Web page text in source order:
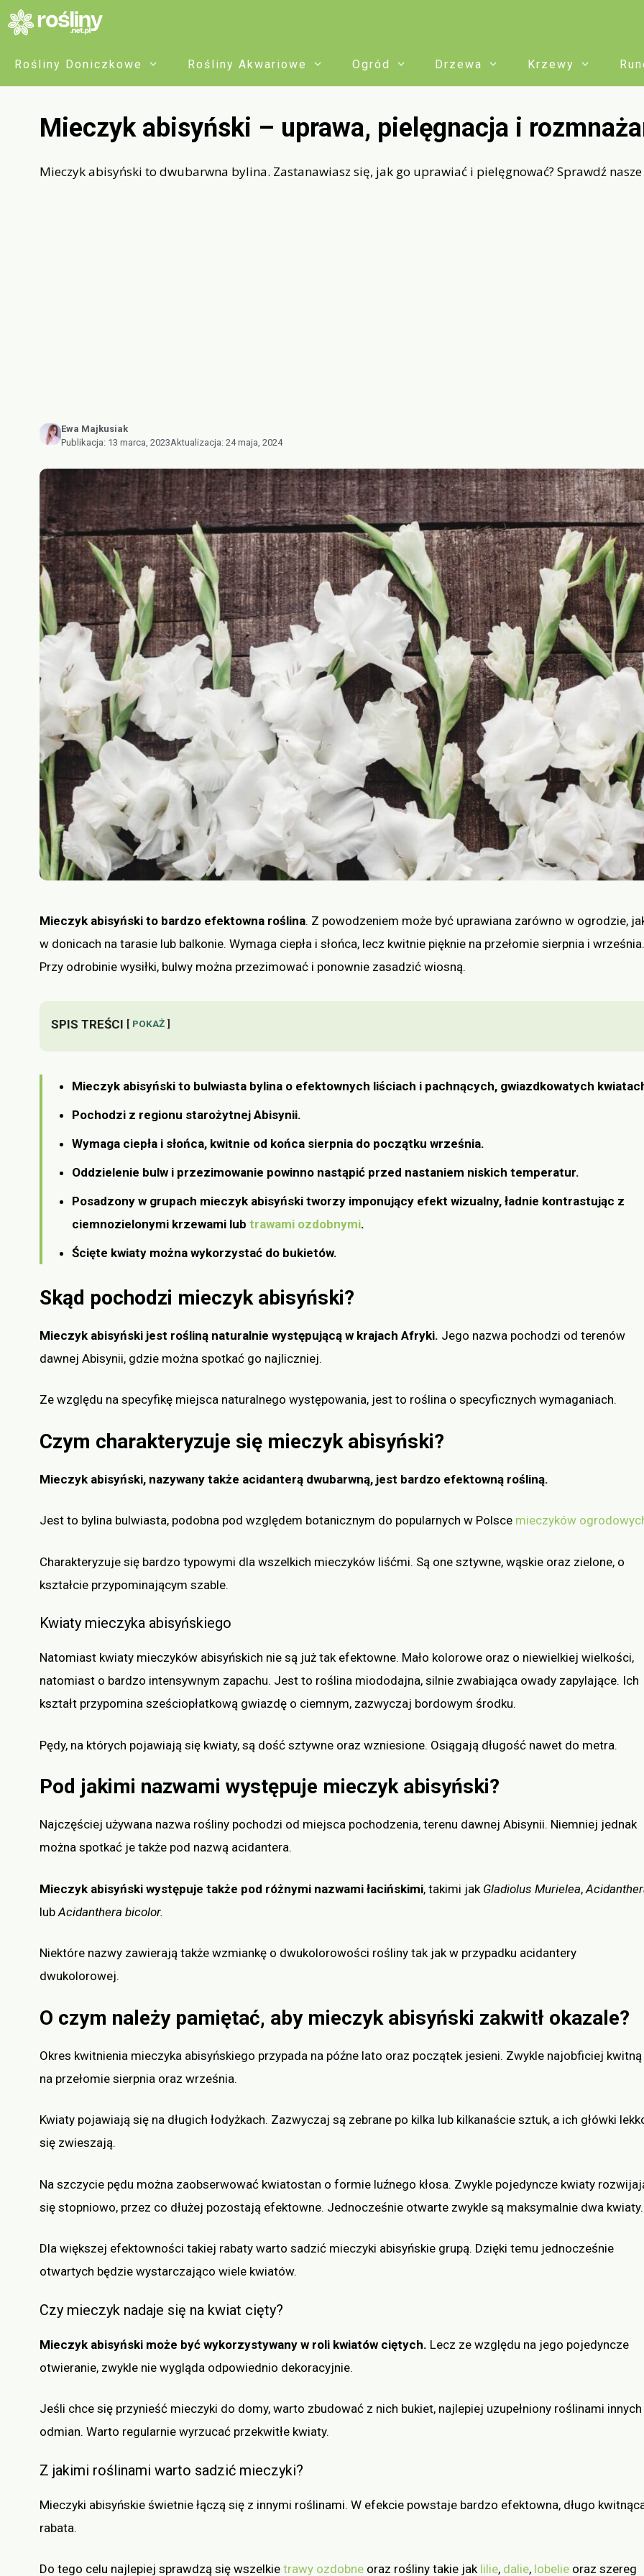
Przejdź
do
treściRośliny Doniczkowe Rośliny Akwariowe Ogród Drzewa Krzewy
Mieczyk abisyński – uprawa, pielęgnacja i
Mieczyk abisyński to dwubarwna bylina. Zastanawiasz się, jak go uprawiać i pielęgnować? Sprawdź
Ewa Majkusiak
Publikacja: 13 marca, 2023Aktualizacja: 24 maja, 2024
Mieczyk abisyński to bardzo efektowna roślina. Z powodzeniem może być uprawiana zarówno w ogrodzie,
w donicach na tarasie lub balkonie. Wymaga ciepła i słońca, lecz kwitnie pięknie na przełomie sierpnia i września.
Przy odrobinie wysiłki, bulwy można przezimować i ponownie zasadzić wiosną.
SPIS TREŚCI POKAŻ
Mieczyk abisyński to bulwiasta bylina o efektownych liściach i pachnących, gwiazdkowatych
Pochodzi z regionu starożytnej Abisynii.
Wymaga ciepła i słońca, kwitnie od końca sierpnia do początku września.
Oddzielenie bulw i przezimowanie powinno nastąpić przed nastaniem niskich temperatur.
Posadzony w grupach mieczyk abisyński tworzy imponujący efekt wizualny, ładnie kontrastując z
ciemnozielonymi krzewami lub trawami ozdobnymi.
Ścięte kwiaty można wykorzystać do bukietów.
Skąd pochodzi mieczyk abisyński?
Mieczyk abisyński jest rośliną naturalnie występującą w krajach Afryki. Jego nazwa pochodzi od terenów
dawnej Abisynii, gdzie można spotkać go najliczniej.
Ze względu na specyfikę miejsca naturalnego występowania, jest to roślina o specyficznych wymaganiach.
Czym charakteryzuje się mieczyk abisyński?
Mieczyk abisyński, nazywany także acidanterą dwubarwną, jest bardzo efektowną rośliną.
Jest to bylina bulwiasta, podobna pod względem botanicznym do popularnych w Polsce mieczyków
Charakteryzuje się bardzo typowymi dla wszelkich mieczyków liśćmi. Są one sztywne, wąskie oraz zielone, o
kształcie przypominającym szable.
Kwiaty mieczyka abisyńskiego
Natomiast kwiaty mieczyków abisyńskich nie są już tak efektowne. Mało kolorowe oraz o niewielkiej wielkości,
natomiast o bardzo intensywnym zapachu. Jest to roślina miododajna, silnie zwabiająca owady zapylające. Ich
kształt przypomina sześciopłatkową gwiazdę o ciemnym, zazwyczaj bordowym środku.
Pędy, na których pojawiają się kwiaty, są dość sztywne oraz wzniesione. Osiągają długość nawet do metra.
Pod jakimi nazwami występuje mieczyk abisyński?
Najczęściej używana nazwa rośliny pochodzi od miejsca pochodzenia, terenu dawnej Abisynii. Niemniej jednak
można spotkać je także pod nazwą acidantera.
Mieczyk abisyński występuje także pod różnymi nazwami łacińskimi, takimi jak Gladiolus Murielea,
lub Acidanthera bicolor.
Niektóre nazwy zawierają także wzmiankę o dwukolorowości rośliny tak jak w przypadku acidantery
dwukolorowej.
O czym należy pamiętać, aby mieczyk abisyński zakwitł okazale?
Okres kwitnienia mieczyka abisyńskiego przypada na późne lato oraz początek jesieni. Zwykle najobficiej kwitną
na przełomie sierpnia oraz września.
Kwiaty pojawiają się na długich łodyżkach. Zazwyczaj są zebrane po kilka lub kilkanaście sztuk, a ich główki
się zwieszają.
Na szczycie pędu można zaobserwować kwiatostan o formie luźnego kłosa. Zwykle pojedyncze kwiaty
się stopniowo, przez co dłużej pozostają efektowne. Jednocześnie otwarte zwykle są maksymalnie dwa kwiaty.
Dla większej efektowności takiej rabaty warto sadzić mieczyki abisyńskie grupą. Dzięki temu jednocześnie
otwartych będzie wystarczająco wiele kwiatów.
Czy mieczyk nadaje się na kwiat cięty?
Mieczyk abisyński może być wykorzystywany w roli kwiatów ciętych. Lecz ze względu na jego pojedyncze
otwieranie, zwykle nie wygląda odpowiednio dekoracyjnie.
Jeśli chce się przynieść mieczyki do domy, warto zbudować z nich bukiet, najlepiej uzupełniony roślinami innych
odmian. Warto regularnie wyrzucać przekwitłe kwiaty.
Z jakimi roślinami warto sadzić mieczyki?
Mieczyki abisyńskie świetnie łączą się z innymi roślinami. W efekcie powstaje bardzo efektowna, długo
rabata.
Do tego celu najlepiej sprawdzą się wszelkie trawy ozdobne oraz rośliny takie jak lilie, dalie, lobelie oraz szereg